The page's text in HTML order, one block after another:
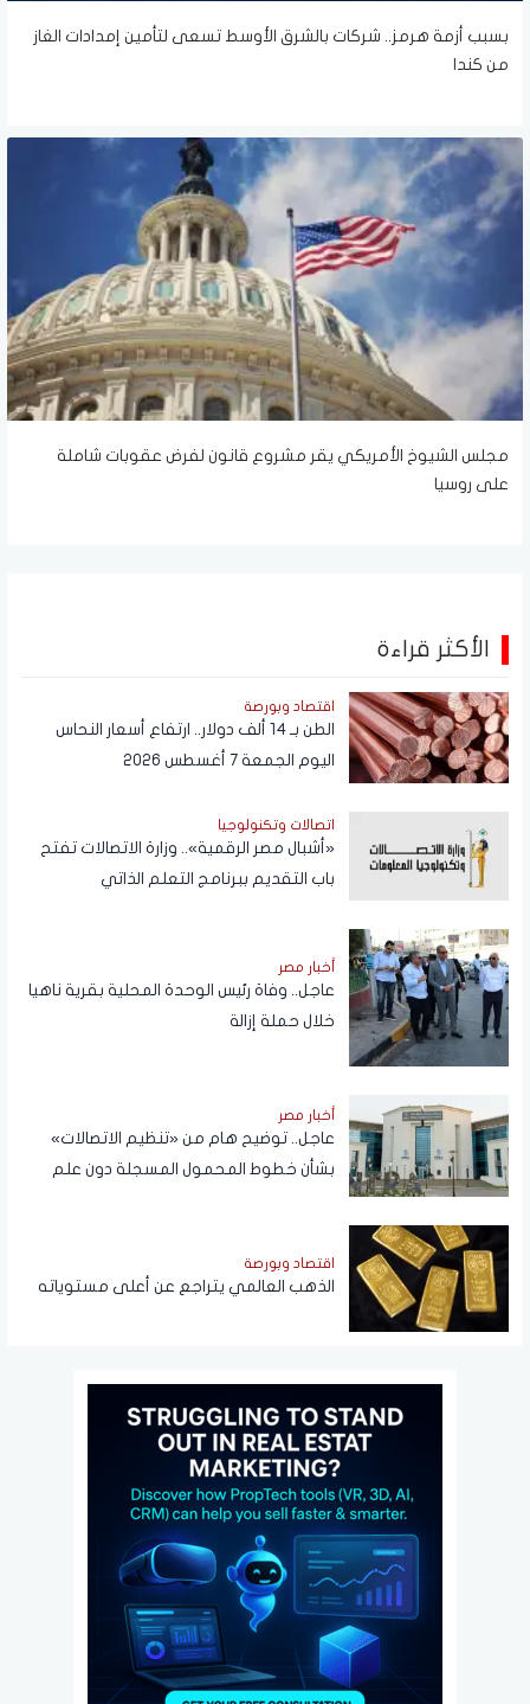
بسبب أزمة هرمز.. شركات بالشرق الأوسط تسعى لتأمين إمدادات الغاز
من كندا
مجلس الشيوخ الأمريكي يقر مشروع قانون لفرض عقوبات شاملة
على روسيا
الأكثر قراءة
اقتصاد وبورصة
الطن بـ 14 ألف دولار.. ارتفاع أسعار النحاس
اليوم الجمعة 7 أغسطس 2026
اتصالات وتكنولوجيا
«أشبال مصر الرقمية».. وزارة الاتصالات تفتح
باب التقديم ببرنامج التعلم الذاتي
أخبار مصر
عاجل.. وفاة رئيس الوحدة المحلية بقرية ناهيا
خلال حملة إزالة
أخبار مصر
عاجل.. توضيح هام من «تنظيم الاتصالات»
بشأن خطوط المحمول المسجلة دون علم
اقتصاد وبورصة
الذهب العالمي يتراجع عن أعلى مستوياته